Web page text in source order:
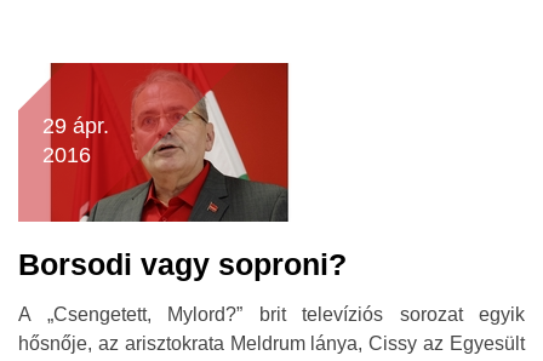
29 ápr.
2016
Borsodi vagy soproni?
A „Csengetett, Mylord?” brit televíziós sorozat egyik
hősnője, az arisztokrata Meldrum lánya, Cissy az Egyesült